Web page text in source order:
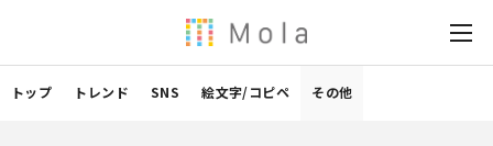
トップ トレンド SNS 絵文字/コピペ その他